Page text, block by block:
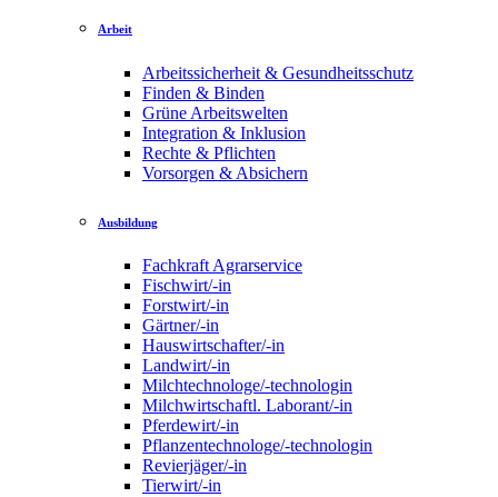
Arbeit
Arbeitssicherheit & Gesundheitsschutz
Finden & Binden
Grüne Arbeitswelten
Integration & Inklusion
Rechte & Pflichten
Vorsorgen & Absichern
Ausbildung
Fachkraft Agrarservice
Fischwirt/-in
Forstwirt/-in
Gärtner/-in
Hauswirtschafter/-in
Landwirt/-in
Milchtechnologe/-technologin
Milchwirtschaftl. Laborant/-in
Pferdewirt/-in
Pflanzentechnologe/-technologin
Revierjäger/-in
Tierwirt/-in